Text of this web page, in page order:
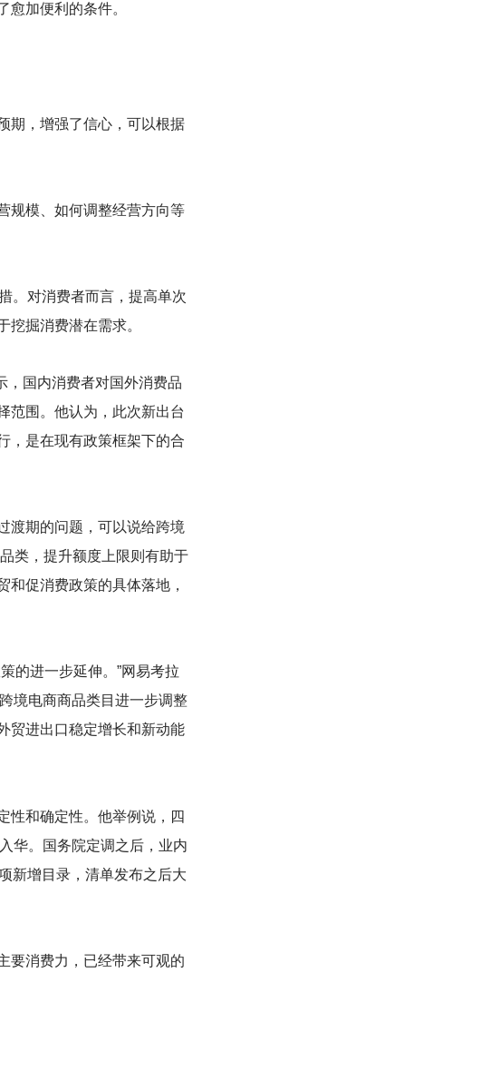
加便利的条件。
期，增强了信心，可以根据
规模、如何调整经营方向等
。对消费者而言，提高单次
掘消费潜在需求。
，国内消费者对国外消费品
范围。他认为，此次新出台
，是在现有政策框架下的合
渡期的问题，可以说给跨境
类，提升额度上限则有助于
促消费政策的具体落地，
的进一步延伸。”网易考拉
境电商商品类目进一步调整
贸进出口稳定增长和新动能
性和确定性。他举例说，四
华。国务院定调之后，业内
新增目录，清单发布之后大
要消费力，已经带来可观的